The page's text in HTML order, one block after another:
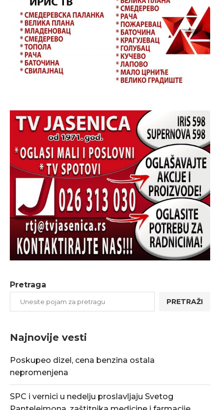
Pretraga
PRETRAŽI
Najnovije vesti
Poskupeo dizel, cena benzina ostala
nepromenjena
SPC i vernici u nedelju proslavljaju Svetog